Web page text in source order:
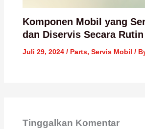
Komponen Mobil yang
dan Diservis Secara Rutin
Juli 29, 2024 / Parts, Servis Mobil /
Tinggalkan Komentar